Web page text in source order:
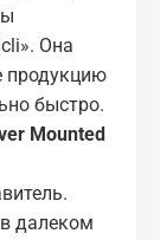
Она
продукцию
быстро.
Mounted
далеком